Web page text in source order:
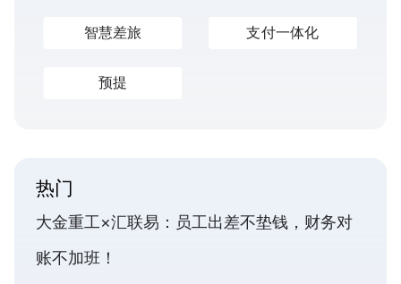
智慧差旅 支付一体化
预提
热门
大金重工×汇联易：员工出差不垫钱，财务对
账不加班！